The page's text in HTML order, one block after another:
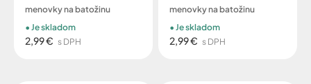
menovky na batožinu
2,99 € s DPH
Je skladom
menovky na batožinu
2,99 € s DPH
Je skladom